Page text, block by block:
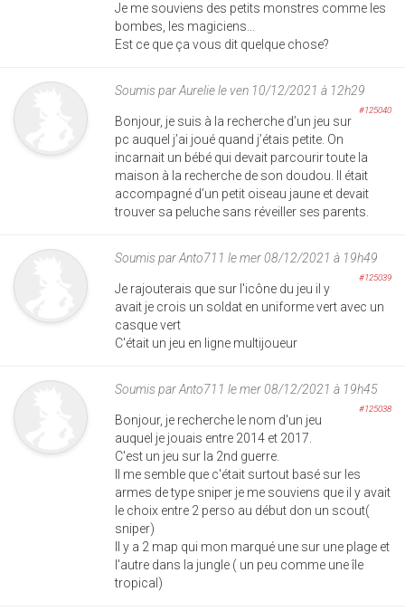
Je me souviens des petits monstres comme les
bombes, les magiciens...
Est ce que ça vous dit quelque chose?
Soumis parAureliele ven 10/12/2021 à 12h29
#125040
Bonjour, je suis à la recherche d’un jeu sur
pc auquel j’ai joué quand j’étais petite. On
incarnait un bébé qui devait parcourir toute la
maison à la recherche de son doudou. Il était
accompagné d’un petit oiseau jaune et devait
trouver sa peluche sans réveiller ses parents.
Soumis parAnto711 le mer 08/12/2021 à 19h49
#125039
Je rajouterais que sur l'icône du jeu il y
avait je crois un soldat en uniforme vert avec un
casque vert
C'était un jeu en ligne multijoueur
Soumis parAnto711 le mer 08/12/2021 à 19h45
#125038
Bonjour, je recherche le nom d'un jeu
auquel je jouais entre 2014 et 2017.
C'est un jeu sur la 2nd guerre.
Il me semble que c'était surtout basé sur les
armes de type sniper je me souviens que il y avait
le choix entre 2 perso au début don un scout(
sniper)
Il y a 2 map qui mon marqué une sur une plage et
l'autre dans la jungle ( un peu comme une île
tropical)